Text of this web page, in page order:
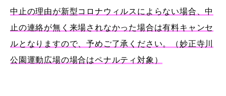
中止の理由が新型コロナウィルスによらない場合、中
止の連絡が無く来場されなかった場合は有料キャンセ
ルとなりますので、予めご了承ください。（妙正寺川
公園運動広場の場合はペナルティ対象）